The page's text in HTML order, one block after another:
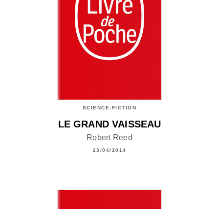
SCIENCE-FICTION
LE GRAND VAISSEAU
Robert Reed
23/04/2014